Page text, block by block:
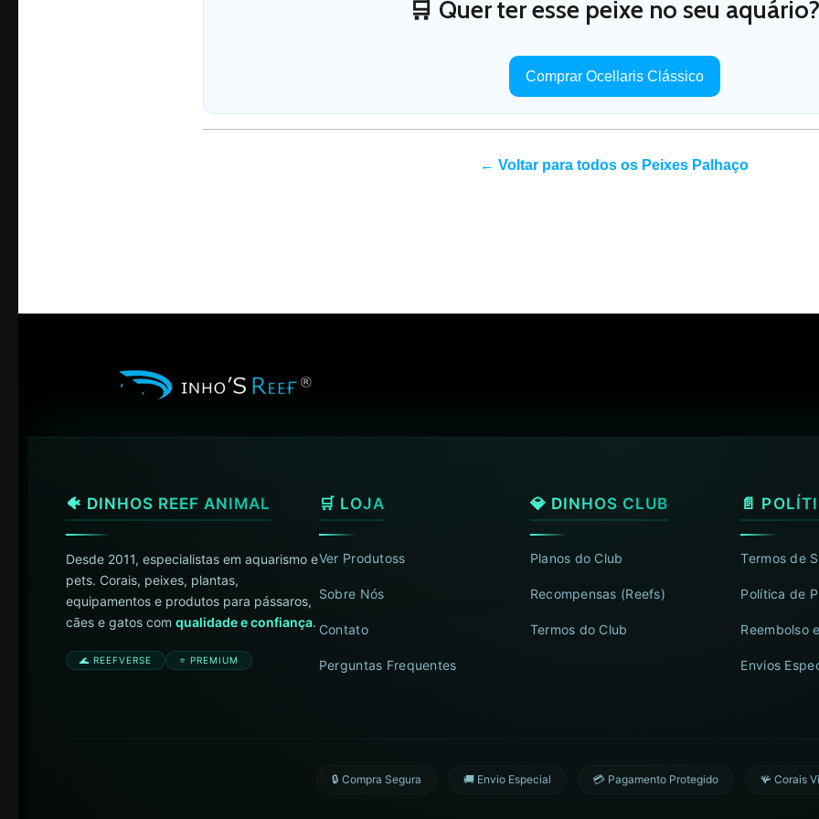
🛒 Quer ter esse peixe no seu aquário?
Comprar Ocellaris Clássico
← Voltar para todos os Peixes Palhaço
🐠 DINHOS REEF ANIMAL
Desde 2011, especialistas em aquarismo e
pets. Corais, peixes, plantas,
equipamentos e produtos para pássaros,
cães e gatos com qualidade e confiança.
🌊 REEFVERSE ⭐ PREMIUM
🛒 LOJA
Ver Produtoss
Sobre Nós
Contato
Perguntas Frequentes
💎 DINHOS CLUB
Planos do Club
Recompensas (Reefs)
Termos do Club
📄
Termos de
Política de
Reembolso
Envios
🔒 Compra Segura 🚚 Envio Especial 💳 Pagamento Protegido 🪸 Corais